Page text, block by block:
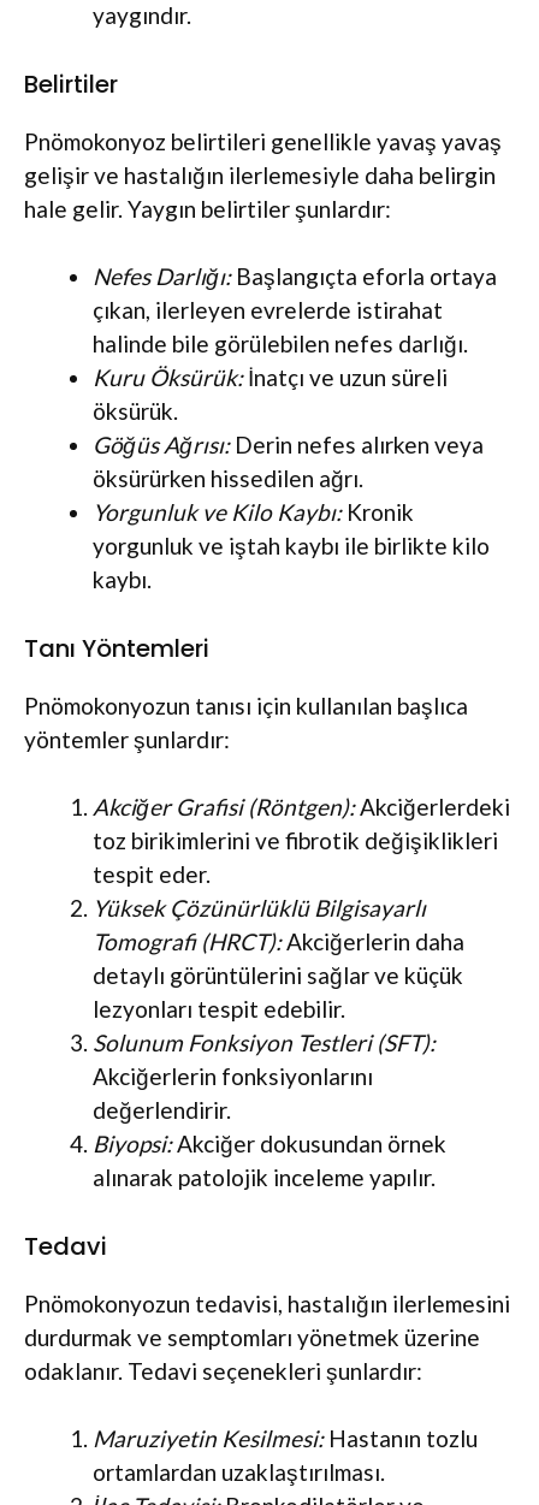
yaygındır.
Belirtiler
Pnömokonyoz belirtileri genellikle yavaş yavaş
gelişir ve hastalığın ilerlemesiyle daha belirgin
hale gelir. Yaygın belirtiler şunlardır:
Nefes Darlığı:Başlangıçta eforla ortaya
çıkan, ilerleyen evrelerde istirahat
halinde bile görülebilen nefes darlığı.
Kuru Öksürük:İnatçı ve uzun süreli
öksürük.
Göğüs Ağrısı:Derin nefes alırken veya
öksürürken hissedilen ağrı.
Yorgunluk ve Kilo Kaybı:Kronik
yorgunluk ve iştah kaybı ile birlikte kilo
kaybı.
Tanı Yöntemleri
Pnömokonyozun tanısı için kullanılan başlıca
yöntemler şunlardır:
Akciğer Grafisi (Röntgen):Akciğerlerdeki
toz birikimlerini ve fibrotik değişiklikleri
tespit eder.
Yüksek Çözünürlüklü Bilgisayarlı
Tomografi (HRCT):Akciğerlerin daha
detaylı görüntülerini sağlar ve küçük
lezyonları tespit edebilir.
Solunum Fonksiyon Testleri (SFT):
Akciğerlerin fonksiyonlarını
değerlendirir.
Biyopsi:Akciğer dokusundan örnek
alınarak patolojik inceleme yapılır.
Tedavi
Pnömokonyozun tedavisi, hastalığın ilerlemesini
durdurmak ve semptomları yönetmek üzerine
odaklanır. Tedavi seçenekleri şunlardır:
Maruziyetin Kesilmesi:Hastanın tozlu
ortamlardan uzaklaştırılması.